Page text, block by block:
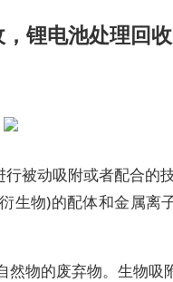
锂电池处理回收
被动吸附或者配合的
生物)的配体和金属离
然物的废弃物。生物吸